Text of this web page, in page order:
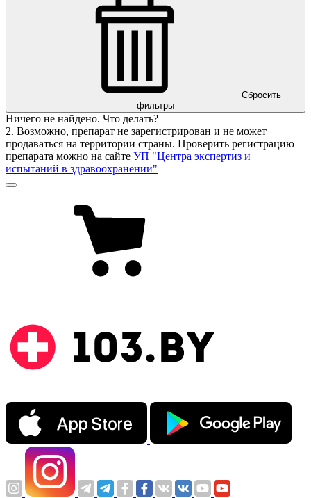
Сбросить
фильтры
Ничего не найдено. Что делать?
2. Возможно, препарат не зарегистрирован и не может
продаваться на территории страны. Проверить регистрацию
препарата можно на сайте УП "Центра экспертиз и
испытаний в здравоохранении"